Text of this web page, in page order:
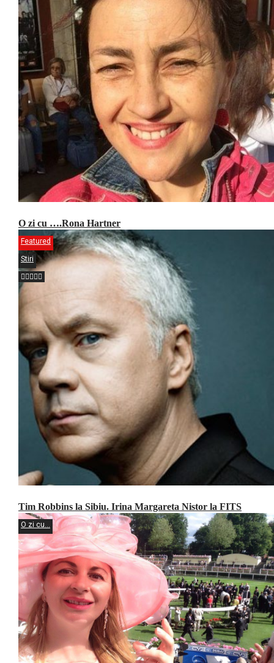
O zi cu ….Rona Hartner
Featured
Stiri
Tim Robbins la Sibiu. Irina Margareta Nistor la FITS
O zi cu...